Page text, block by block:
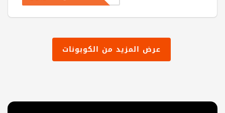
عرض المزيد من الكوبونات